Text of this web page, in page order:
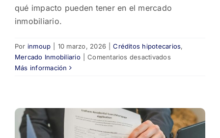
qué impacto pueden tener en el mercado
inmobiliario.
Por inmoup 10 marzo, 2026 Créditos hipotecarios,
Mercado Inmobiliario
Comentarios desactivadosen
un
banco
lanza
Más información